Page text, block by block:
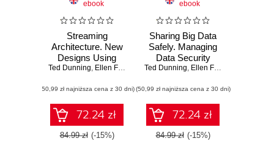
ebook
Streaming
Architecture. New
Designs Using
Apache Kafka and
Ted Dunning, Ellen Friedman
(50,99 zł najniższa cena z 30 dni)
72.24 zł
84.99 zł (-15%)
ebook
Sharing Big Data
Safely. Managing
Data Security
Ted Dunning, Ellen Friedman
(50,99 zł najniższa cena z 30 dni)
72.24 zł
84.99 zł (-15%)